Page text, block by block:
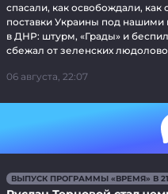
спасали, как освобождали, как
поставки Украины под
в ДНР: штурм, «Грады» и
сбежал от зеленских
06 августа, 22:07
ВЫПУСК ПРОГРАММЫ «ВРЕМЯ» В